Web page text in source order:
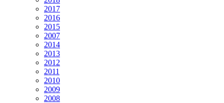
2017
2016
2015
2007
2014
2013
2012
2011
2010
2009
2008